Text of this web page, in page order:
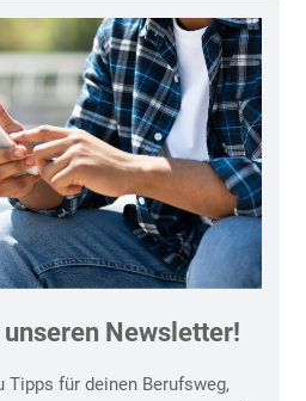
Newsletter!
Tipps für deinen Berufsweg,